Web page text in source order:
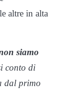
altre in alta
siamo
conto di
dal primo